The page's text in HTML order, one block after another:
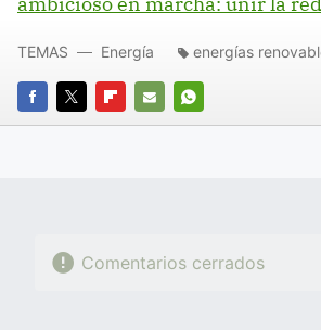
FACEBOOK
TWITTERFLIPBOARD
E-
WHATSAPP
TEMAS Energía energías
Comentarios cerrados